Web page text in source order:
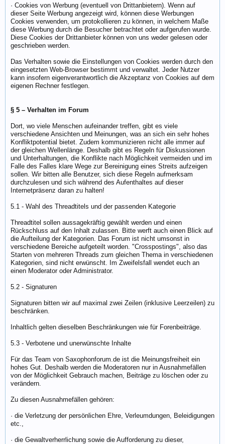
· Cookies von Werbung (eventuell von Drittanbietern). Wenn auf
dieser Seite Werbung angezeigt wird, können diese Werbungen
Cookies verwenden, um protokollieren zu können, in welchem Maße
diese Werbung durch die Besucher betrachtet oder aufgerufen wurde.
Diese Cookies der Drittanbieter können von uns weder gelesen oder
geschrieben werden.
Das Verhalten sowie die Einstellungen von Cookies werden durch den
eingesetzten Web-Browser bestimmt und verwaltet. Jeder Nutzer
kann insofern eigenverantwortlich die Akzeptanz von Cookies auf dem
eigenen Rechner festlegen.
§ 5 – Verhalten im Forum
Dort, wo viele Menschen aufeinander treffen, gibt es viele
verschiedene Ansichten und Meinungen, was an sich ein sehr hohes
Konfliktpotential bietet. Zudem kommunizieren nicht alle immer auf
der gleichen Wellenlänge. Deshalb gibt es Regeln für Diskussionen
und Unterhaltungen, die Konflikte nach Möglichkeit vermeiden und im
Falle des Falles klare Wege zur Bereinigung eines Streits aufzeigen
sollen. Wir bitten alle Benutzer, sich diese Regeln aufmerksam
durchzulesen und sich während des Aufenthaltes auf dieser
Internetpräsenz daran zu halten!
5.1 - Wahl des Threadtitels und der passenden Kategorie
Threadtitel sollen aussagekräftig gewählt werden und einen
Rückschluss auf den Inhalt zulassen. Bitte werft auch einen Blick auf
die Aufteilung der Kategorien. Das Forum ist nicht umsonst in
verschiedene Bereiche aufgeteilt worden. "Crosspostings", also das
Starten von mehreren Threads zum gleichen Thema in verschiedenen
Kategorien, sind nicht erwünscht. Im Zweifelsfall wendet euch an
einen Moderator oder Administrator.
5.2 - Signaturen
Signaturen bitten wir auf maximal zwei Zeilen (inklusive Leerzeilen) zu
beschränken.
Inhaltlich gelten dieselben Beschränkungen wie für Forenbeiträge.
5.3 - Verbotene und unerwünschte Inhalte
Für das Team von Saxophonforum.de ist die Meinungsfreiheit ein
hohes Gut. Deshalb werden die Moderatoren nur in Ausnahmefällen
von der Möglichkeit Gebrauch machen, Beiträge zu löschen oder zu
verändern.
Zu diesen Ausnahmefällen gehören:
· die Verletzung der persönlichen Ehre, Verleumdungen, Beleidigungen
etc.,
· die Gewaltverherrlichung sowie die Aufforderung zu dieser,